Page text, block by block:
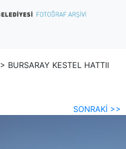
> BURSARAY KESTEL HATTII
SONRAKİ >>